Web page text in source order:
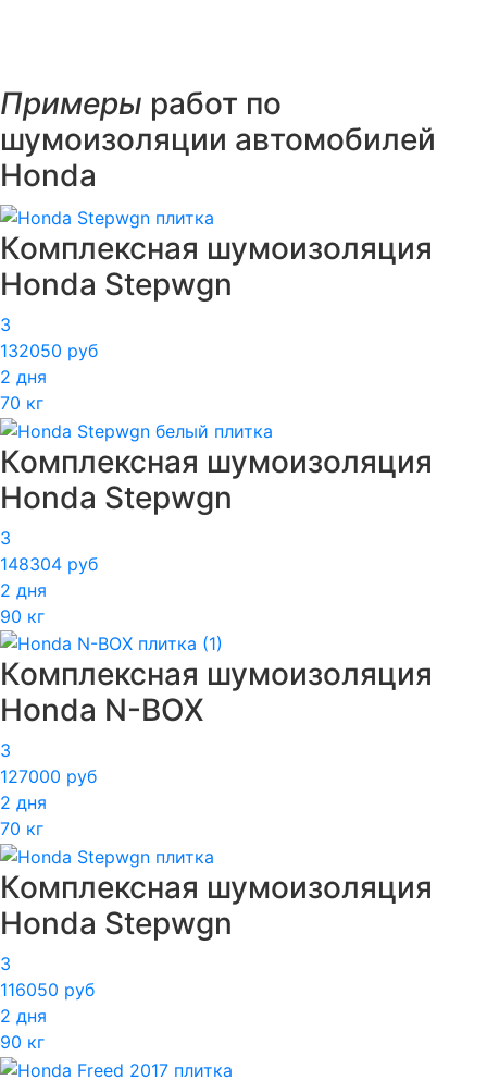
Примеры работ по
шумоизоляции автомобилей
Honda
Комплексная шумоизоляция
Honda Stepwgn
3
132050 руб
2 дня
70 кг
Комплексная шумоизоляция
Honda Stepwgn
3
148304 руб
2 дня
90 кг
Комплексная шумоизоляция
Honda N-BOX
3
127000 руб
2 дня
70 кг
Комплексная шумоизоляция
Honda Stepwgn
3
116050 руб
2 дня
90 кг